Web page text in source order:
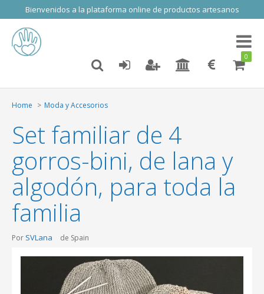
Bienvenidos a la plataforma online de productos artesanos
Toggle
0
Home Moda y Accesorios
Set familiar de 4
gorros-bini, de lana y
algodón, para toda la
familia
Por SVLana de Spain